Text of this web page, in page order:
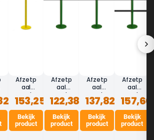
€
Afzetp
aal
met
band
5m
(geel,
aanpas
baar) -
153,25 €
Bekijk
product
Afzetp
aal
met
band
3m
Limit
zwart
(Engels
122,38 €
Bekijk
product
Afzetp
aal
met
band
3,7m
(Engels
groen,
aanpas
137,82 €
Bekijk
product
Afzetp
aal
met
dubbel
e band
3m
Engels
groen
Bekijk
product